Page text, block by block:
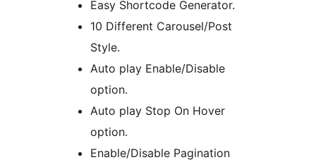
Easy Shortcode Generator.
10 Different Carousel/Post
Style.
Auto play Enable/Disable
option.
Auto play Stop On Hover
option.
Enable/Disable Pagination